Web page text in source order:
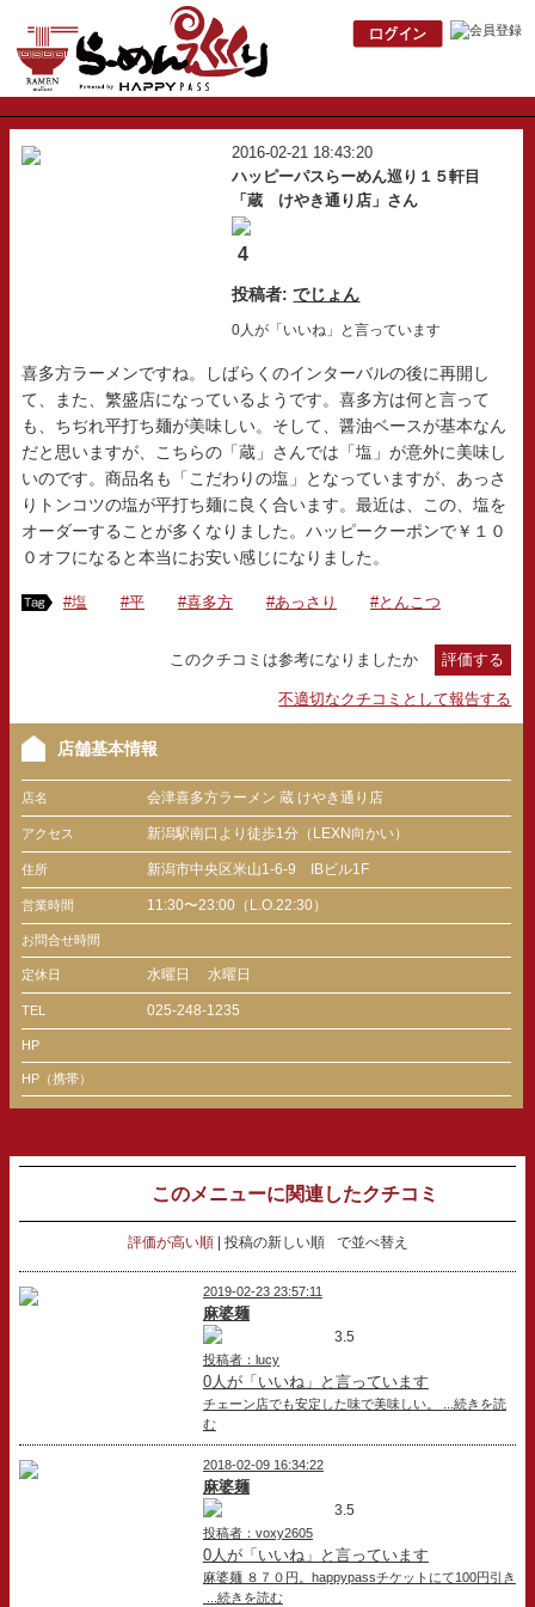
2016-02-21 18:43:20
ハッピーパスらーめん巡り１５軒目
「蔵 けやき通り店」さん
4
投稿者:でじょん
0人が「いいね」と言っています
喜多方ラーメンですね。しばらくのインターバルの後に再開し
て、また、繁盛店になっているようです。喜多方は何と言って
も、ちぢれ平打ち麺が美味しい。そして、醤油ベースが基本なん
だと思いますが、こちらの「蔵」さんでは「塩」が意外に美味し
いのです。商品名も「こだわりの塩」となっていますが、あっさ
りトンコツの塩が平打ち麺に良く合います。最近は、この、塩を
オーダーすることが多くなりました。ハッピークーポンで￥１０
０オフになると本当にお安い感じになりました。
#塩 #平 #喜多方 #あっさり #とんこつ
このクチコミは参考になりましたか 評価する
不適切なクチコミとして報告する
店舗基本情報
店名 会津喜多方ラーメン 蔵 けやき通り店
アクセス 新潟駅南口より徒歩1分（LEXN向かい）
住所 新潟市中央区米山1-6-9 IBビル1F
営業時間 11:30〜23:00（L.O.22:30）
お問合せ時間
定休日 水曜日 水曜日
TEL 025-248-1235
HP
HP（携帯）
このメニューに関連したクチコミ
評価が高い順 投稿の新しい順 で並べ替え
2019-02-23 23:57:11
麻婆麺
3.5
投稿者：lucy
0人が「いいね」と言っています
チェーン店でも安定した味で美味しい。 ...続きを読
む
2018-02-09 16:34:22
麻婆麺
3.5
投稿者：voxy2605
0人が「いいね」と言っています
麻婆麺 ８７０円。happypassチケットにて100円引き
...続きを読む